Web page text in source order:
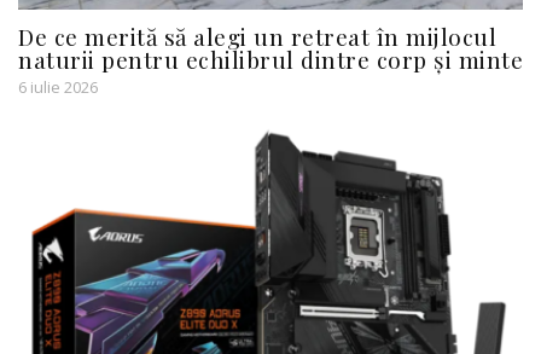
De ce merită să alegi un retreat în mijlocul
naturii pentru echilibrul dintre corp și minte
6 iulie 2026